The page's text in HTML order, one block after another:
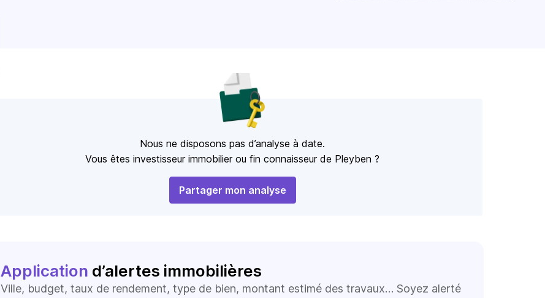
Nous ne disposons pas d’analyse à date.
Vous êtes investisseur immobilier ou fin connaisseur de Pleyben ?
Partager mon analyse
Application d’alertes immobilières
Ville, budget, taux de rendement, type de bien, montant estimé des travaux… Soyez alerté